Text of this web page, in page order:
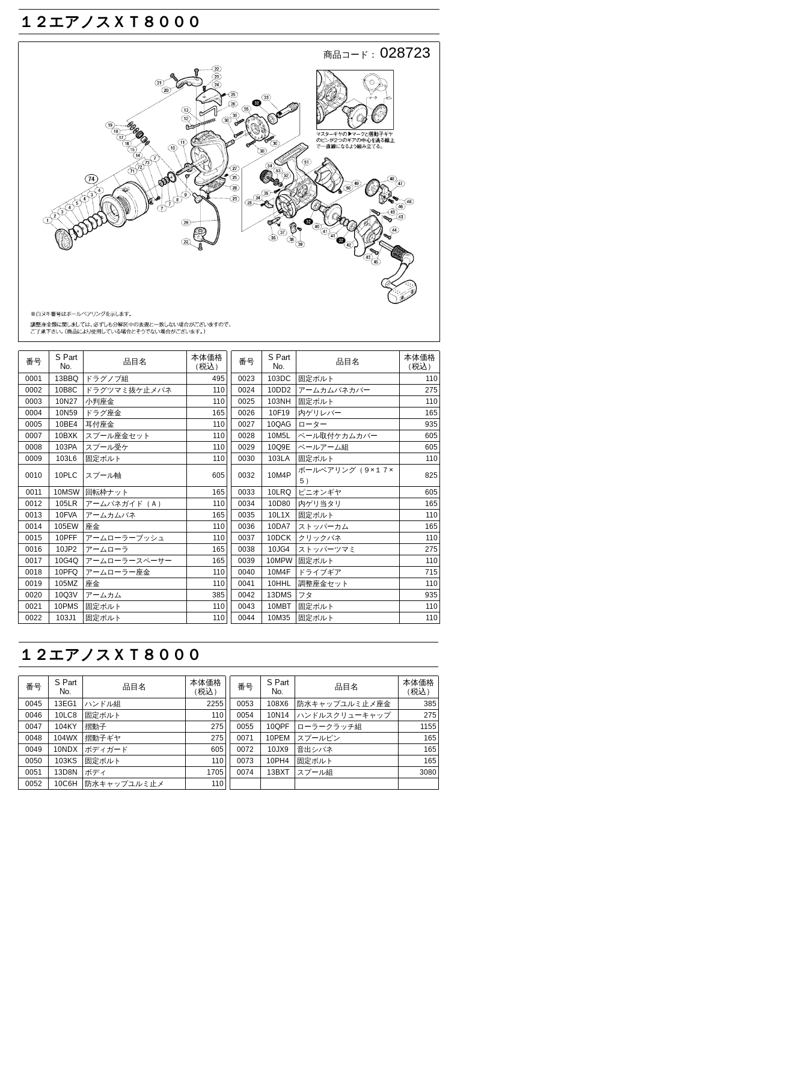
１２エアノスＸＴ８０００
商品コード： 028723
番号
S Part
No.
品目名
本体価格
（税込）
番号
S Part
No.
品目名
本体価格
（税込）
0001 13BBQ ドラグノブ組 495 0023 103DC 固定ボルト
110
0002
10B8C ドラグツマミ抜ケ止メバネ 110 0024 10DD2 アームカムバネカバー
275
0003
10N27 小判座金 110 0025 103NH 固定ボルト
110
0004
10N59 ドラグ座金 165 0026 10F19 内ゲリレバー
165
0005
10BE4 耳付座金 110 0027 10QAG ローター
935
0007
10BXK スプール座金セット 110 0028 10M5L ベール取付ケカムカバー
605
0008
103PA スプール受ケ 110 0029 10Q9E ベールアーム組
605
0009
103L6 固定ボルト 110 0030 103LA 固定ボルト
110
0010
10PLC スプール軸 605 0032 10M4P
ボールベアリング（９×１７×
５）
825
0011
10MSW 回転枠ナット 165 0033 10LRQ ピニオンギヤ
605
0012
105LR アームバネガイド（Ａ） 110 0034 10D80 内ゲリ当タリ
165
0013
10FVA アームカムバネ 165 0035 10L1X 固定ボルト
110
0014
105EW 座金 110 0036 10DA7 ストッパーカム
165
0015
10PFF アームローラーブッシュ 110 0037 10DCK クリックバネ
110
0016
10JP2 アームローラ 165 0038 10JG4 ストッパーツマミ
275
0017
10G4Q アームローラースペーサー 165 0039 10MPW 固定ボルト
110
0018
10PFQ アームローラー座金 110 0040 10M4F ドライブギア
715
0019
105MZ 座金 110 0041 10HHL 調整座金セット
110
0020
10Q3V アームカム 385 0042 13DMS フタ
935
0021
10PMS 固定ボルト 110 0043 10MBT 固定ボルト
110
0022
103J1 固定ボルト 110 0044 10M35 固定ボルト 110
１２エアノスＸＴ８０００
番号
S Part
No.
品目名
本体価格
（税込）
番号
S Part
No.
品目名
本体価格
（税込）
0045 13EG1 ハンドル組 2255 0053 108X6 防水キャップユルミ止メ座金
385
0046
10LC8 固定ボルト 110 0054 10N14 ハンドルスクリューキャップ
275
0047
104KY 摺動子 275 0055 10QPF ローラークラッチ組
1155
0048
104WX 摺動子ギヤ 275 0071 10PEM スプールピン
165
0049
10NDX ボディガード 605 0072 10JX9 音出シバネ
165
0050
103KS 固定ボルト 110 0073 10PH4 固定ボルト
165
0051
13D8N ボディ 1705 0074 13BXT スプール組
3080
0052
10C6H 防水キャップユルミ止メ 110